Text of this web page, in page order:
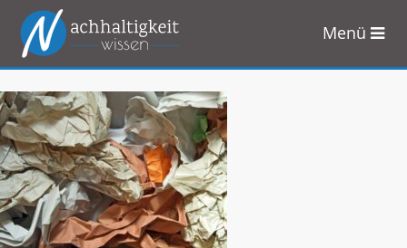
Menü
Zum
springen